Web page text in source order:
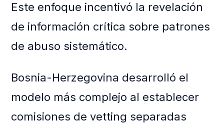
Este enfoque incentivó la revelación
de información crítica sobre patrones
de abuso sistemático.
Bosnia-Herzegovina desarrolló el
modelo más complejo al establecer
comisiones de vetting separadas